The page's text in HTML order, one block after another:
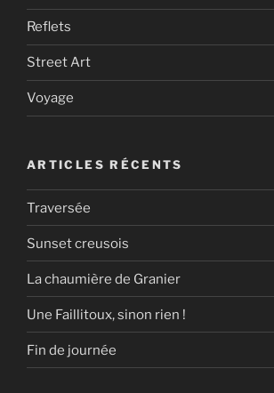
Reflets
Street Art
Voyage
ARTICLES RÉCENTS
Traversée
Sunset creusois
La chaumière de Granier
Une Faillitoux, sinon rien !
Fin de journée